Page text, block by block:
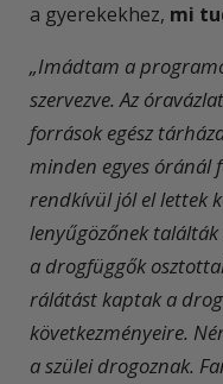
a gyerekekhez, mi
„Imádtam a
szervezve. Az
források egész
minden egyes óránál
rendkívül jól el lettek
lenyűgözőnek
a drogfüggők
rálátást kaptak a
következményeire.
a szülei drogoznak.